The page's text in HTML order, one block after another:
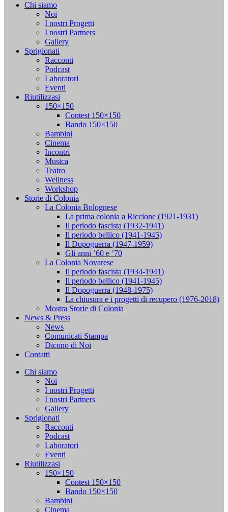
Chi siamo
Noi
I nostri Progetti
I nostri Partners
Gallery
Sprigionati
Racconti
Podcast
Laboratori
Eventi
Riutilizzasi
150×150
Contest 150×150
Bando 150×150
Bambini
Cinema
Incontri
Musica
Teatro
Wellness
Workshop
Storie di Colonia
La Colonia Bolognese
La prima colonia a Riccione (1921-1931)
Il periodo fascista (1932-1941)
Il periodo bellico (1941-1945)
Il Dopoguerra (1947-1959)
Gli anni ’60 e ’70
La Colonia Novarese
Il periodo fascista (1934-1941)
Il periodo bellico (1941-1945)
Il Dopoguerra (1948-1975)
La chiusura e i progetti di recupero (1976-2018)
Mostra Storie di Colonia
News & Press
News
Comunicati Stampa
Dicono di Noi
Contatti
Chi siamo
Noi
I nostri Progetti
I nostri Partners
Gallery
Sprigionati
Racconti
Podcast
Laboratori
Eventi
Riutilizzasi
150×150
Contest 150×150
Bando 150×150
Bambini
Cinema